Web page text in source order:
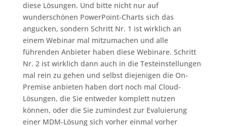
diese Lösungen. Und bitte nicht nur auf
wunderschönen PowerPoint-Charts sich das
angucken, sondern Schritt Nr. 1 ist wirklich an
einem Webinar mal mitzumachen und alle
führenden Anbieter haben diese Webinare. Schritt
Nr. 2 ist wirklich dann auch in die Testeinstellungen
mal rein zu gehen und selbst diejenigen die On-
Premise anbieten haben dort noch mal Cloud-
Lösungen, die Sie entweder komplett nutzen
können, oder die Sie zumindest zur Evaluierung
einer MDM-Lösung sich vorher einmal vorher